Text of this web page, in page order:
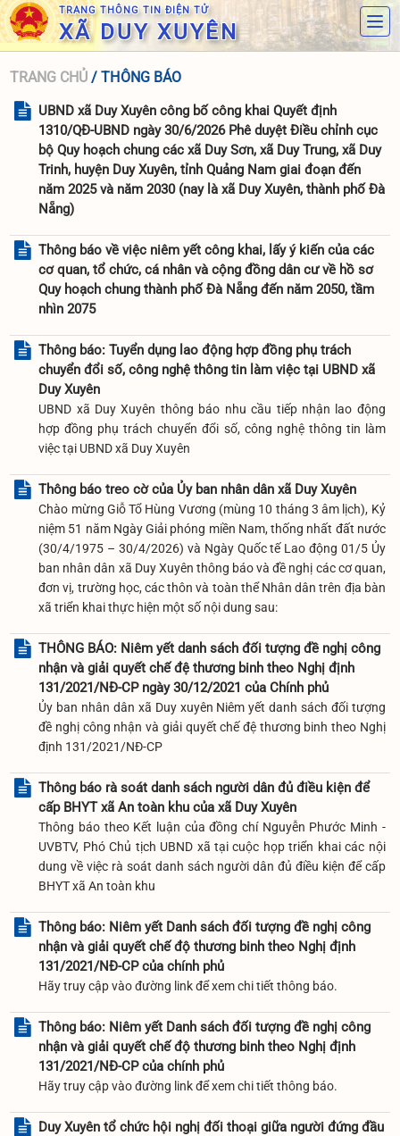
TRANG THÔNG TIN ĐIỆN TỬ
XÃ DUY XUYÊN
TRANG CHỦ / THÔNG BÁO
UBND xã Duy Xuyên công bố công khai Quyết định
1310/QĐ-UBND ngày 30/6/2026 Phê duyệt Điều chỉnh cục
bộ Quy hoạch chung các xã Duy Sơn, xã Duy Trung, xã Duy
Trinh, huyện Duy Xuyên, tỉnh Quảng Nam giai đoạn đến
năm 2025 và năm 2030 (nay là xã Duy Xuyên, thành phố Đà
Nẵng)
Thông báo về việc niêm yết công khai, lấy ý kiến của các
cơ quan, tổ chức, cá nhân và cộng đồng dân cư về hồ sơ
Quy hoạch chung thành phố Đà Nẵng đến năm 2050, tầm
nhìn 2075
Thông báo: Tuyển dụng lao động hợp đồng phụ trách
chuyển đổi số, công nghệ thông tin làm việc tại UBND xã
Duy Xuyên
UBND xã Duy Xuyên thông báo nhu cầu tiếp nhận lao động
hợp đồng phụ trách chuyển đổi số, công nghệ thông tin làm
việc tại UBND xã Duy Xuyên
Thông báo treo cờ của Ủy ban nhân dân xã Duy Xuyên
Chào mừng Giỗ Tổ Hùng Vương (mùng 10 tháng 3 âm lịch), Kỷ
niệm 51 năm Ngày Giải phóng miền Nam, thống nhất đất nước
(30/4/1975 – 30/4/2026) và Ngày Quốc tế Lao động 01/5 Ủy
ban nhân dân xã Duy Xuyên thông báo và đề nghị các cơ quan,
đơn vị, trường học, các thôn và toàn thể Nhân dân trên địa bàn
xã triển khai thực hiện một số nội dung sau:
THÔNG BÁO: Niêm yết danh sách đối tượng đề nghị công
nhận và giải quyết chế đệ thương binh theo Nghị định
131/2021/NĐ-CP ngày 30/12/2021 của Chính phủ
Ủy ban nhân dân xã Duy xuyên Niêm yết danh sách đối tượng
đề nghị công nhận và giải quyết chế đệ thương binh theo Nghị
định 131/2021/NĐ-CP
Thông báo rà soát danh sách người dân đủ điều kiện để
cấp BHYT xã An toàn khu của xã Duy Xuyên
Thông báo theo Kết luận của đồng chí Nguyễn Phước Minh -
UVBTV, Phó Chủ tịch UBND xã tại cuộc họp triển khai các nội
dung về việc rà soát danh sách người dân đủ điều kiện để cấp
BHYT xã An toàn khu
Thông báo: Niêm yết Danh sách đối tượng đề nghị công
nhận và giải quyết chế độ thương binh theo Nghị định
131/2021/NĐ-CP của chính phủ
Hãy truy cập vào đường link để xem chi tiết thông báo.
Thông báo: Niêm yết Danh sách đối tượng đề nghị công
nhận và giải quyết chế độ thương binh theo Nghị định
131/2021/NĐ-CP của chính phủ
Hãy truy cập vào đường link để xem chi tiết thông báo.
Duy Xuyên tổ chức hội nghị đối thoại giữa người đứng đầu